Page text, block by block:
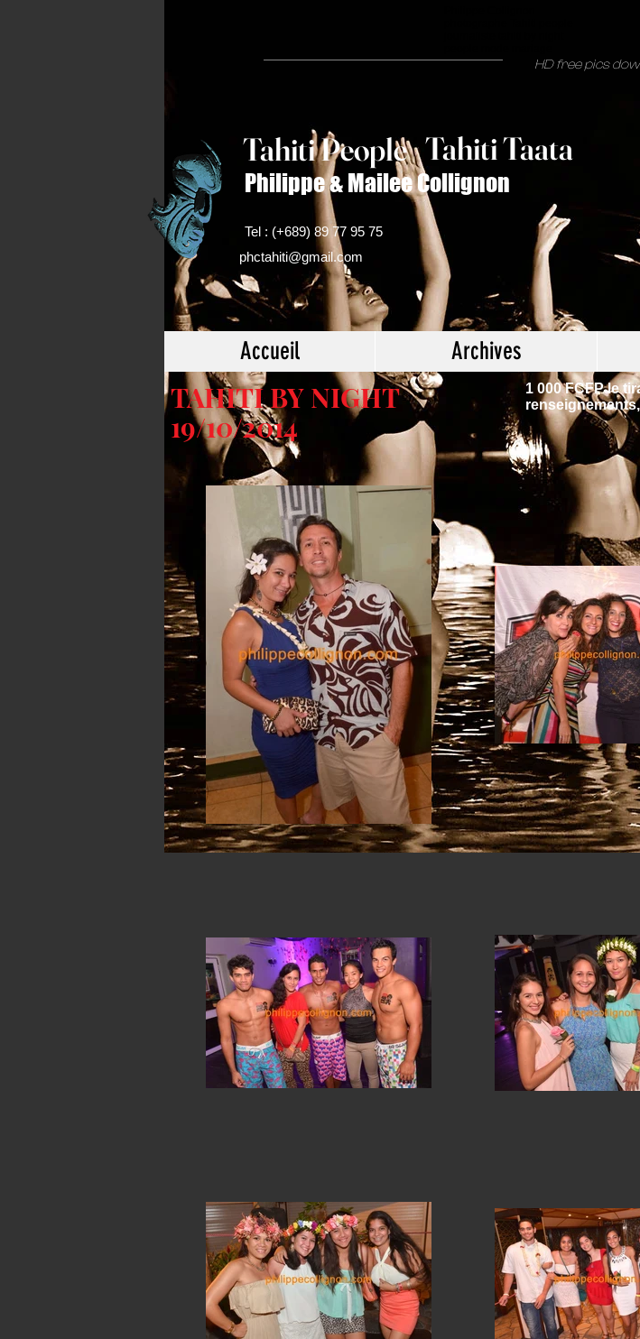
HD free pics
Tahiti People /
Philippe & Mailee Collignon
Tel : (+689) 89 77 95 75
phctahiti@gmail.com
Tahiti Taata
Accueil Archives
TAHITI BY NIGHT
19/10/2014
1 000 FCFP le